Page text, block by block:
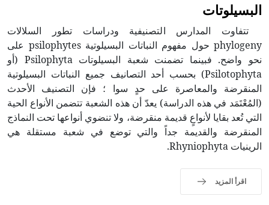
البسيلوتات
تتفاوت المدارس التصنيفية ودراسات تطور السلالات
phylogeny حول مفهوم النباتات البسيلوتية psilophytes على
نحو واضح. فبينما تضمنت شعبة البسيلوتات Psilophyta (أو
Psilotophyta) بحسب أحد التصانيف جميع النباتات البسيلوتية
المنقرضة والمعاصرة على حدٍ سوا ؛ فإن التصنيف الأحدث
(المُعْتَمَد في هذه الدراسة) يعدّ أن هذه الشعبة تتضمن الأنواع الحية
التي تُعد بقايا لأنواعٍ قديمة منقرضة، ولا تنضوي أنواعها تحت النماذج
المنقرضة والقديمة جداً والتي توضع في شعبة مستقلة هي
الرينيات Rhyniophyta.
اقرأ المزيد